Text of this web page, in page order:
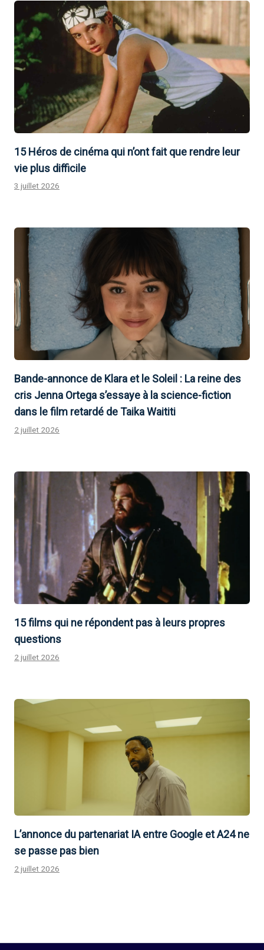
15 Héros de cinéma qui n’ont fait que rendre leur
vie plus difficile
3 juillet 2026
Bande-annonce de Klara et le Soleil : La reine des
cris Jenna Ortega s’essaye à la science-fiction
dans le film retardé de Taika Waititi
2 juillet 2026
15 films qui ne répondent pas à leurs propres
questions
2 juillet 2026
L’annonce du partenariat IA entre Google et A24 ne
se passe pas bien
2 juillet 2026